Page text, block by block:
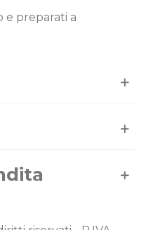
e preparati a